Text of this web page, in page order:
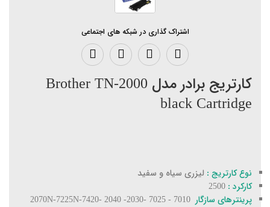
اشتراک گذاری در شبکه های اجتماعی
کارتریج برادر مدل Brother TN-2000
black Cartridge
نوع کارتریج : لیزری سیاه و سفید
کارکرد :
پرینترهای سازگار 7010 - 7025 -2030- 2040 -2070N-7225N-7420